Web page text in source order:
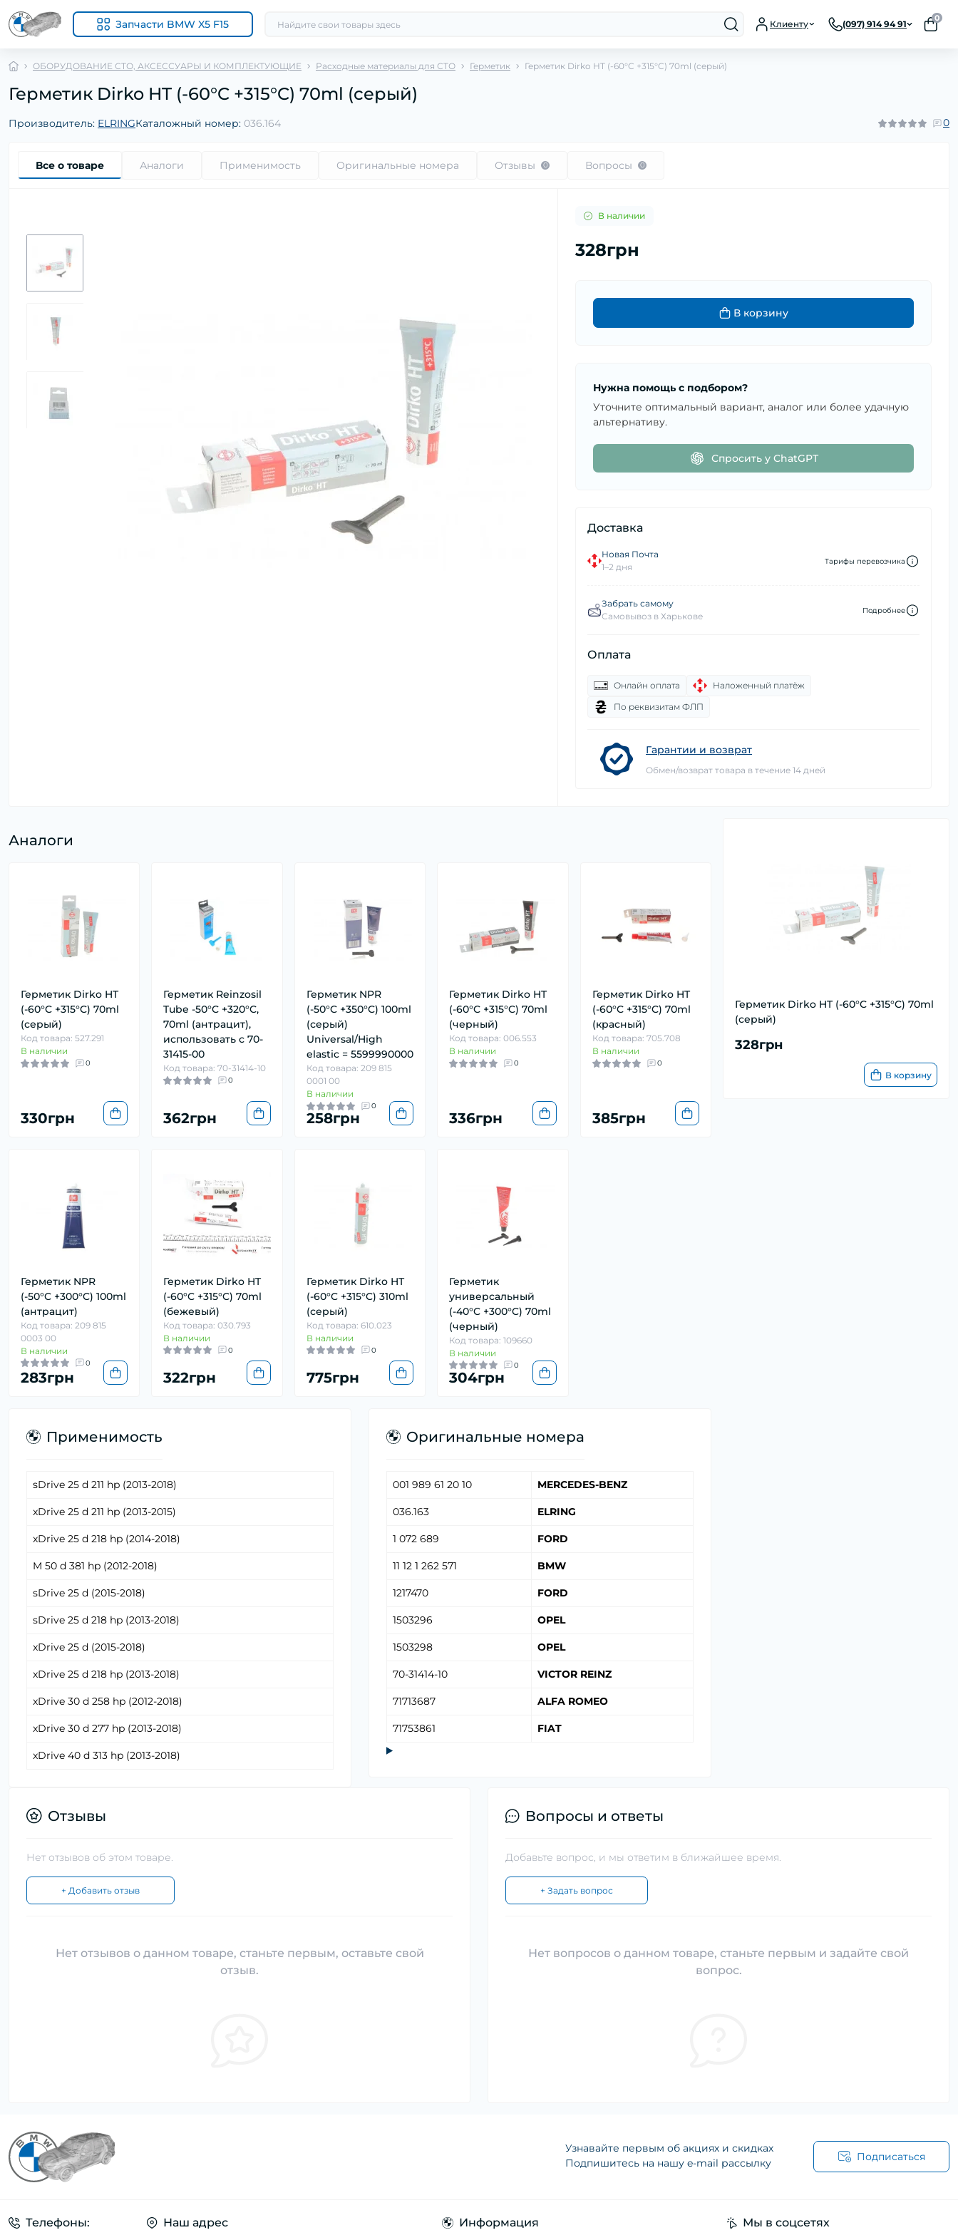
Запчасти BMW X5 F15 Клиенту (097) 914 94 91
0
ОБОРУДОВАНИЕ СТО, АКСЕССУАРЫ И КОМПЛЕКТУЮЩИЕ Расходные материалы для СТО Герметик Герметик Dirko HT (-60°C +315°C) 70ml (серый)
Герметик Dirko HT (-60°C +315°C) 70ml (серый)
Производитель: ELRINGКаталожный номер: 036.164 0
Все о товаре Аналоги Применимость Оригинальные номера Отзывы 0 Вопросы 0
В наличии
328грн
В корзину
Нужна помощь с подбором?
Уточните оптимальный вариант, аналог или более удачную
альтернативу.
Спросить у ChatGPT
Доставка
Новая Почта
1–2 дня
Тарифы перевозчика
Забрать самому
Самовывоз в Харькове
Подробнее
Оплата
Онлайн оплата
Наложенный платёж
По реквизитам ФЛП
Гарантии и возврат
Обмен/возврат товара в течение 14 дней
Герметик Dirko HT (-60°C +315°C) 70ml
(серый)
328грн
В корзину
Аналоги
Герметик Dirko HT
(-60°C +315°C) 70ml
(серый)
Код товара: 527.291
В наличии
0
330грн
Герметик Reinzosil
Tube -50°C +320°C,
70ml (антрацит),
использовать с 70-
31415-00
Код товара: 70-31414-10
0
362грн
Герметик NPR
(-50°C +350°C) 100ml
(серый)
Universal/High
elastic = 5599990000
Код товара: 209 815
0001 00
В наличии
0
258грн
Герметик Dirko HT
(-60°C +315°C) 70ml
(черный)
Код товара: 006.553
В наличии
0
336грн
Герметик Dirko HT
(-60°C +315°C) 70ml
(красный)
Код товара: 705.708
В наличии
0
385грн
Герметик NPR
(-50°C +300°C) 100ml
(антрацит)
Код товара: 209 815
0003 00
В наличии
0
283грн
Герметик Dirko HT
(-60°C +315°C) 70ml
(бежевый)
Код товара: 030.793
В наличии
0
322грн
Герметик Dirko HT
(-60°C +315°C) 310ml
(серый)
Код товара: 610.023
В наличии
0
775грн
Герметик
универсальный
(-40°C +300°C) 70ml
(черный)
Код товара: 109660
В наличии
0
304грн
Применимость
sDrive 25 d 211 hp (2013-2018)
xDrive 25 d 211 hp (2013-2015)
xDrive 25 d 218 hp (2014-2018)
M 50 d 381 hp (2012-2018)
sDrive 25 d (2015-2018)
sDrive 25 d 218 hp (2013-2018)
xDrive 25 d (2015-2018)
xDrive 25 d 218 hp (2013-2018)
xDrive 30 d 258 hp (2012-2018)
xDrive 30 d 277 hp (2013-2018)
xDrive 40 d 313 hp (2013-2018)
Оригинальные номера
001 989 61 20 10 MERCEDES-BENZ
036.163 ELRING
1 072 689 FORD
11 12 1 262 571 BMW
1217470 FORD
1503296 OPEL
1503298 OPEL
70-31414-10 VICTOR REINZ
71713687 ALFA ROMEO
71753861 FIAT
Отзывы
Нет отзывов об этом товаре.
+ Добавить отзыв
Нет отзывов о данном товаре, станьте первым, оставьте свой
отзыв.
Вопросы и ответы
Добавьте вопрос, и мы ответим в ближайшее время.
+ Задать вопрос
Нет вопросов о данном товаре, станьте первым и задайте свой
вопрос.
Узнавайте первым об акциях и скидках
Подпишитесь на нашу e-mail рассылку
Подписаться
Телефоны: Наш адрес Информация Мы в соцсетях